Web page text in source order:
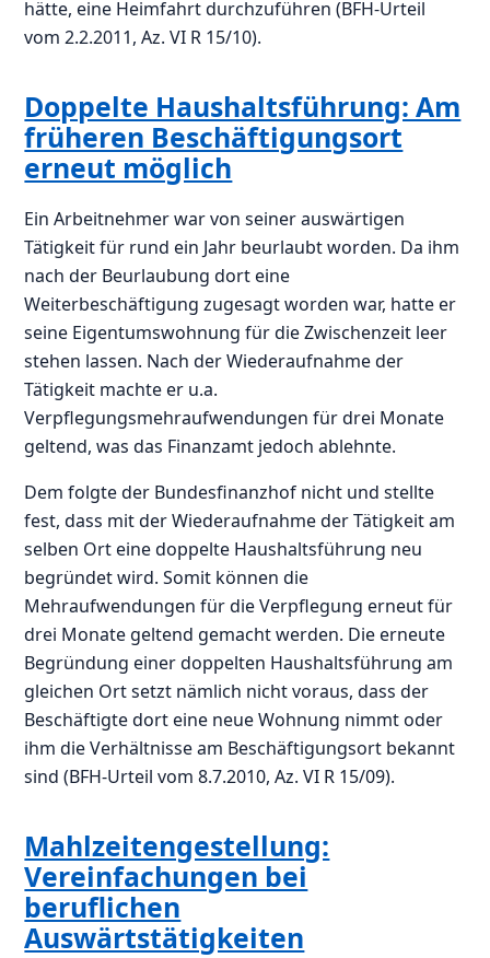
hätte, eine Heimfahrt durchzuführen (BFH-Urteil
vom 2.2.2011, Az. VI R 15/10).
Doppelte Haushaltsführung: Am
früheren Beschäftigungsort
erneut möglich
Ein Arbeitnehmer war von seiner auswärtigen
Tätigkeit für rund ein Jahr beurlaubt worden. Da ihm
nach der Beurlaubung dort eine
Weiterbeschäftigung zugesagt worden war, hatte er
seine Eigentumswohnung für die Zwischenzeit leer
stehen lassen. Nach der Wiederaufnahme der
Tätigkeit machte er u.a.
Verpflegungsmehraufwendungen für drei Monate
geltend, was das Finanzamt jedoch ablehnte.
Dem folgte der Bundesfinanzhof nicht und stellte
fest, dass mit der Wiederaufnahme der Tätigkeit am
selben Ort eine doppelte Haushaltsführung neu
begründet wird. Somit können die
Mehraufwendungen für die Verpflegung erneut für
drei Monate geltend gemacht werden. Die erneute
Begründung einer doppelten Haushaltsführung am
gleichen Ort setzt nämlich nicht voraus, dass der
Beschäftigte dort eine neue Wohnung nimmt oder
ihm die Verhältnisse am Beschäftigungsort bekannt
sind (BFH-Urteil vom 8.7.2010, Az. VI R 15/09).
Mahlzeitengestellung:
Vereinfachungen bei
beruflichen
Auswärtstätigkeiten